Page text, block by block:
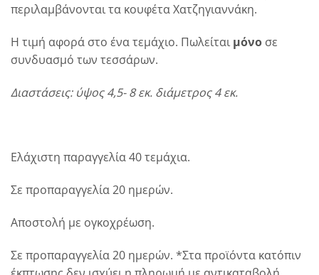
περιλαμβάνονται τα κουφέτα Χατζηγιαννάκη.
Η τιμή αφορά στο ένα τεμάχιο. Πωλείται μόνο σε
συνδυασμό των τεσσάρων.
Διαστάσεις: ύψος 4,5- 8 εκ. διάμετρος 4 εκ.
Ελάχιστη παραγγελία 40 τεμάχια.
Σε προπαραγγελία 20 ημερών.
Αποστολή με ογκοχρέωση.
Σε προπαραγγελία 20 ημερών. *Στα προϊόντα κατόπιν